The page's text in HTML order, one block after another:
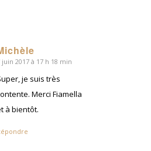
dit
juin 2017 à 17 h 18 min
je suis très
Merci Fiamella
à bientôt.